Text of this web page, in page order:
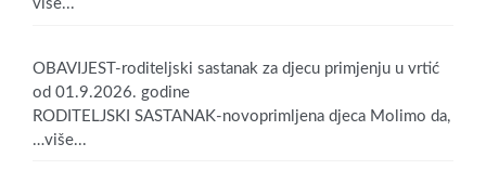
više...
OBAVIJEST-roditeljski sastanak za djecu primjenju u vrtić
od 01.9.2026. godine
RODITELJSKI SASTANAK-novoprimljena djeca Molimo da,
…više...